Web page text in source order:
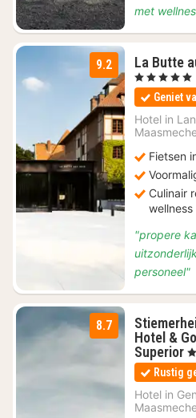
met
9.2 La Butte
, 5 Sterren
Geniet
Hotel in
Fietsen
Culinair
wellness
"propere
personeel"
8.7
Hotel &
Superior1
€
,
Rustig
Hotel in